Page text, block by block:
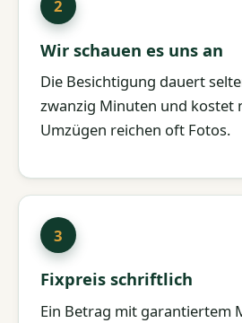
Wir schauen es uns an
Die Besichtigung dauert
zwanzig Minuten und kostet
Umzügen reichen oft Fotos.
Fixpreis schriftlich
Ein Betrag mit garantiertem